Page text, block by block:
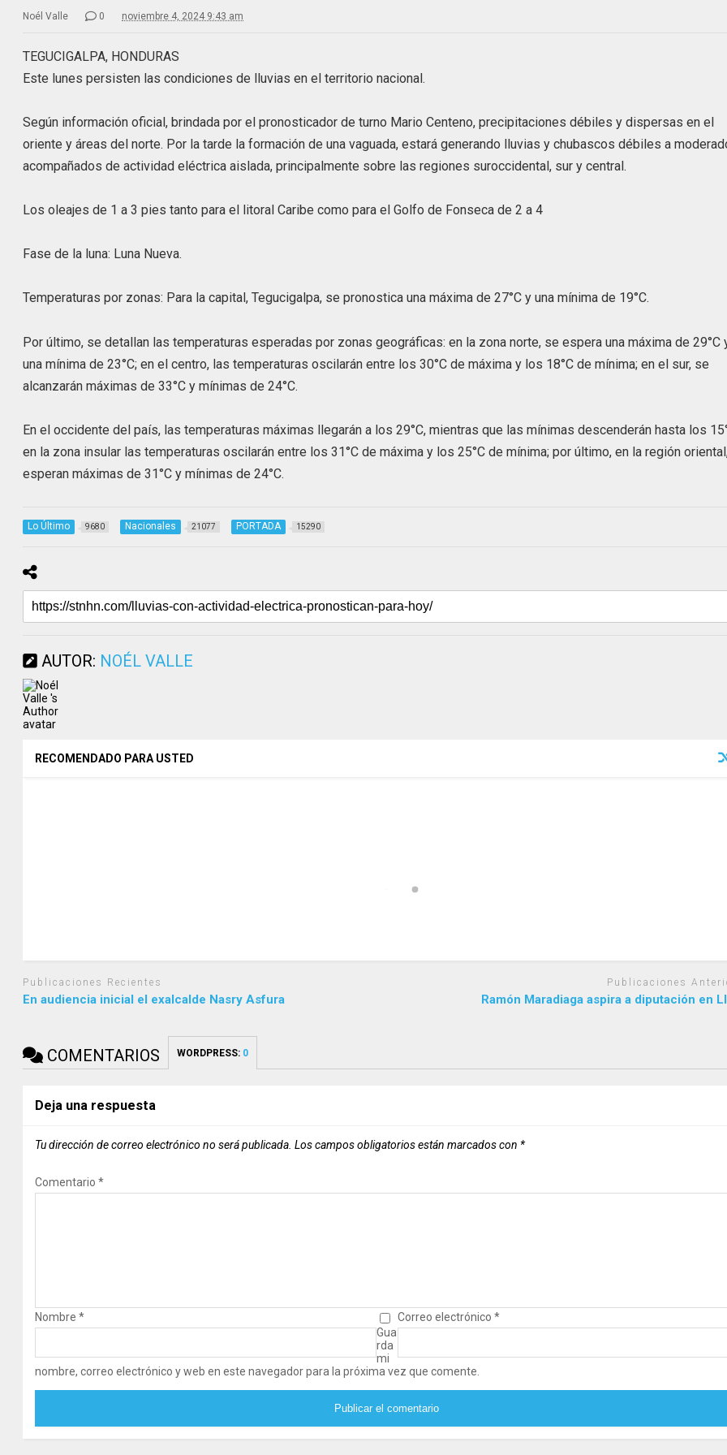
Noél Valle 0 noviembre 4, 2024 9:43 am
TEGUCIGALPA, HONDURAS
Este lunes persisten las condiciones de lluvias en el territorio nacional.
Según información oficial, brindada por el pronosticador de turno Mario Centeno, precipitaciones débiles y dispersas en el
oriente y áreas del norte. Por la tarde la formación de una vaguada, estará generando lluvias y chubascos débiles a
acompañados de actividad eléctrica aislada, principalmente sobre las regiones suroccidental, sur y central.
Los oleajes de 1 a 3 pies tanto para el litoral Caribe como para el Golfo de Fonseca de 2 a 4
Fase de la luna: Luna Nueva.
Temperaturas por zonas: Para la capital, Tegucigalpa, se pronostica una máxima de 27°C y una mínima de 19°C.
Por último, se detallan las temperaturas esperadas por zonas geográficas: en la zona norte, se espera una máxima de 29°C
una mínima de 23°C; en el centro, las temperaturas oscilarán entre los 30°C de máxima y los 18°C de mínima; en el sur, se
alcanzarán máximas de 33°C y mínimas de 24°C.
En el occidente del país, las temperaturas máximas llegarán a los 29°C, mientras que las mínimas descenderán hasta los
en la zona insular las temperaturas oscilarán entre los 31°C de máxima y los 25°C de mínima; por último, en la región
esperan máximas de 31°C y mínimas de 24°C.
Lo Último 9680 Nacionales 21077 PORTADA 15290
AUTOR: NOÉL VALLE
RECOMENDADO PARA USTED
Publicaciones Recientes
En audiencia inicial el exalcalde Nasry Asfura
Publicaciones
Ramón Maradiaga aspira a diputación en
COMENTARIOS WORDPRESS: 0
Deja una respuesta
Tu dirección de correo electrónico no será publicada. Los campos obligatorios están marcados con *
Comentario*
Nombre* Correo electrónico *
Gua
rda
mi
nombre, correo electrónico y web en este navegador para la próxima vez que comente.